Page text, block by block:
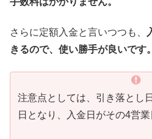
さらに定額入金と言いつつも、
きるので、使い勝手が良いです。
注意点としては、引き落とし
日となり、入金日がその4営業